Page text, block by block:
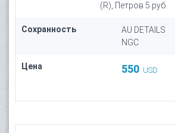
(R), Петров 5 руб.
Сохранность
AU DETAILS
NGC
Цена 550 USD